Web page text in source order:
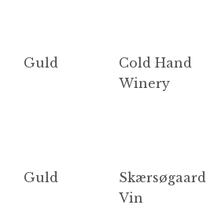
Guld
Cold Hand
Winery
Guld
Skærsøgaard
Vin